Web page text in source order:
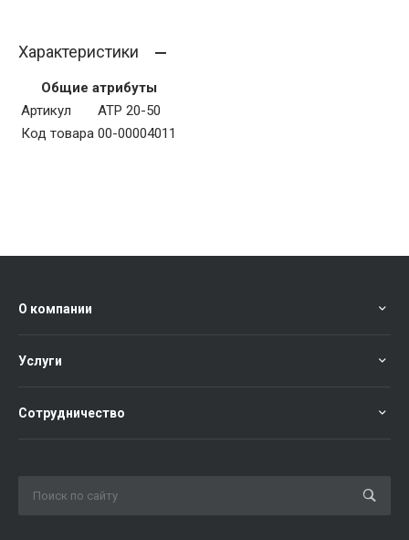
Характеристики
Общие атрибуты
Артикул
АТР 20-50
Код товара 00-00004011
О компании
Услуги
Сотрудничество